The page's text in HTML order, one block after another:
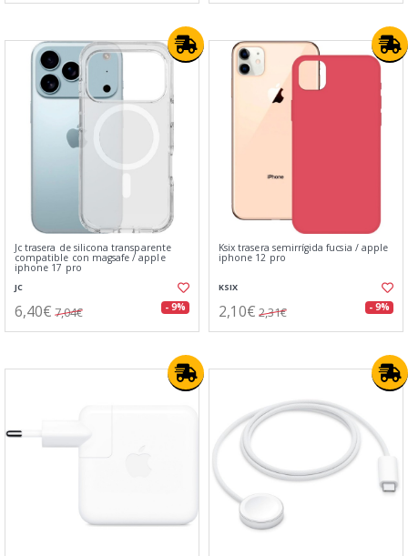
Jc trasera de silicona transparente
compatible con magsafe / apple
iphone 17 pro
JC
6,40€ 7,04€ - 9%
Ksix trasera semirrígida fucsia / apple
iphone 12 pro
KSIX
2,10€ 2,31€ - 9%